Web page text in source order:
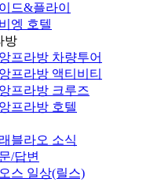
드&플라이
엥 호텔
방
프라방 차량투어
프라방 액티비티
프라방 크루즈
프라방 호텔
블라오 소식
/답변
스 일상(릴스)